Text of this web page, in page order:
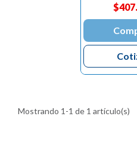
Mostrando 1-1 de 1 artículo(s)